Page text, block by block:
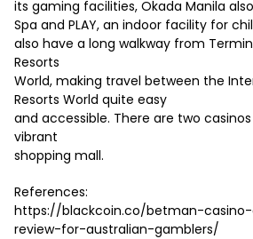
its gaming facilities, Okada Manila
Spa and PLAY, an indoor facility for
also have a long walkway from
Resorts
World, making travel between the
Resorts World quite easy
and accessible. There are two
vibrant
shopping mall.
References:
https://blackcoin.co/betman-
review-for-australian-gamblers/